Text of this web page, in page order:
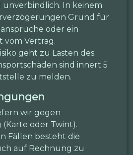
unverbindlich. In keinem
Grund für
oder ein
Vertrag.
geht zu Lasten des
sind innert 5
zu melden.
wir gegen
(Karte oder Twint).
Fällen besteht die
auf Rechnung zu